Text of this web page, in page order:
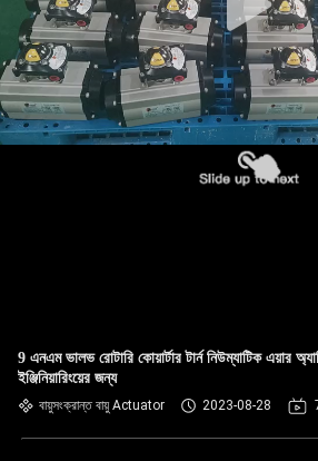
9 এনএম ভালভ রোটারি কোয়ার্টার টার্ন নিউম্যাটিক এয়ার
ইঞ্জিনিয়ারিংয়ের জন্য
বায়ুসংক্রান্ত বায়ু Actuator 2023-08-28